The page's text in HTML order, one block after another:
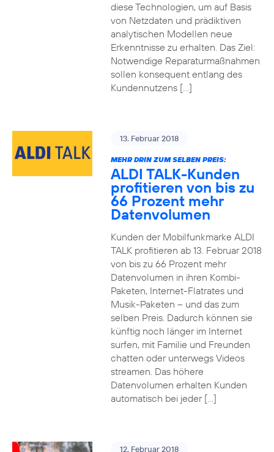
diese Technologien, um auf Basis
von Netzdaten und prädiktiven
analytischen Modellen neue
Erkenntnisse zu erhalten. Das Ziel:
Notwendige Reparaturmaßnahmen
sollen konsequent entlang des
Kundennutzens […]
13. Februar 2018
MEHR DRIN ZUM SELBEN PREIS:
ALDI TALK-Kunden
profitieren von bis zu
66 Prozent mehr
Datenvolumen
Kunden der Mobilfunkmarke ALDI
TALK profitieren ab 13. Februar 2018
von bis zu 66 Prozent mehr
Datenvolumen in ihren Kombi-
Paketen, Internet-Flatrates und
Musik-Paketen – und das zum
selben Preis. Dadurch können sie
künftig noch länger im Internet
surfen, mit Familie und Freunden
chatten oder unterwegs Videos
streamen. Das höhere
Datenvolumen erhalten Kunden
automatisch bei jeder […]
12. Februar 2018